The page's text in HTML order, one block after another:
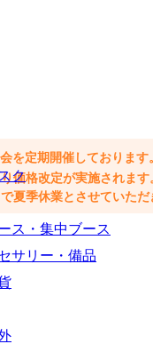
ク
ス・集中ブース
サリー・備品
を定期開催しております
格改定が実施されま
夏季休業とさせていただ